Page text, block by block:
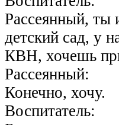
Рассеянный, ты
детский сад, у
КВН, хочешь
Рассеянный:
Конечно, хочу.
Воспитатель: